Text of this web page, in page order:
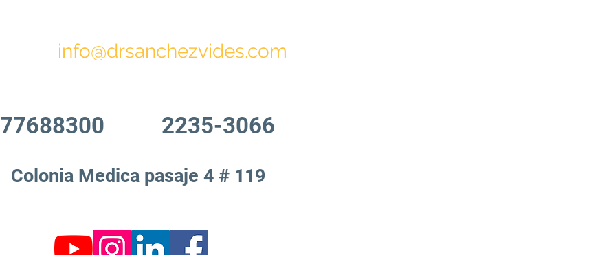
info@drsanchezvides.com
77688300 2235-3066
Colonia Medica pasaje 4 # 119